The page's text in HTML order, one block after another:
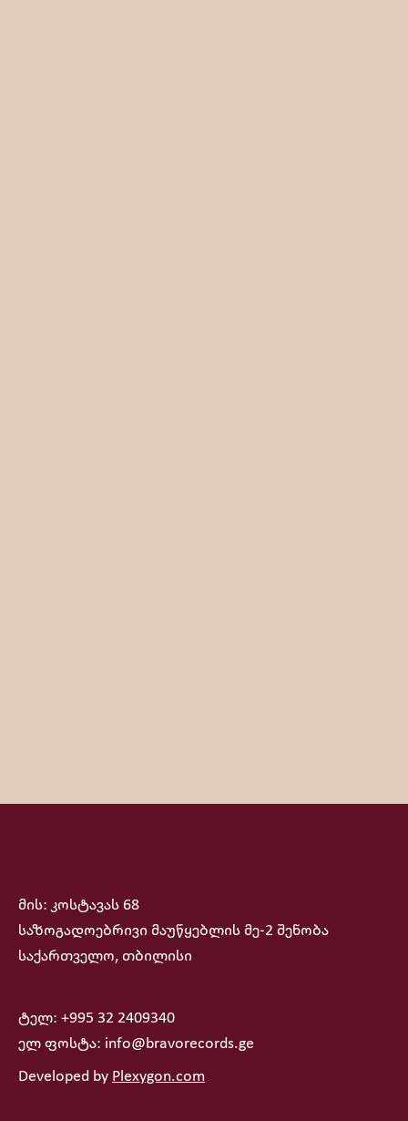
მის: კოსტავას 68
საზოგადოებრივი მაუწყებლის მე-2 შენობა
საქართველო, თბილისი
ტელ: +995 32 2409340
ელ ფოსტა: info@bravorecords.ge
Developed by Plexygon.com